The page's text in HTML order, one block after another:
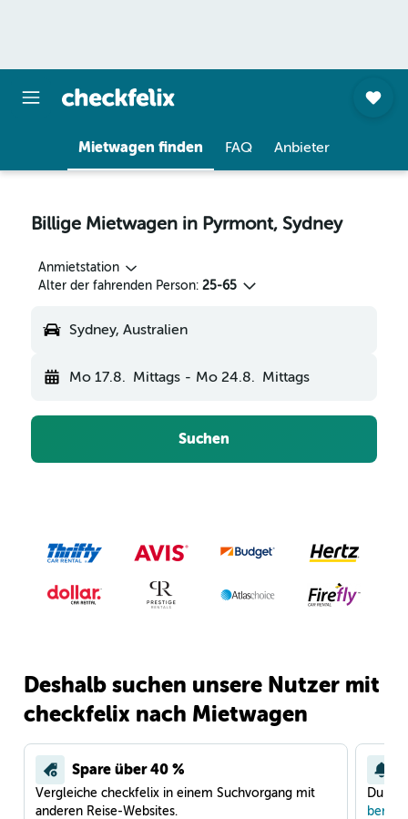
Mietwagen finden FAQ Anbieter
Billige Mietwagen in Pyrmont, Sydney
Anmietstation
Alter der fahrenden Person: 25-65
Sydney, Australien
Mo 17.8. Mittags - Mo 24.8. Mittags
Suchen
Deshalb suchen unsere Nutzer mit
checkfelix nach Mietwagen
Spare über 40 %
Vergleiche checkfelix in einem Suchvorgang mit
anderen Reise-Websites.
Du